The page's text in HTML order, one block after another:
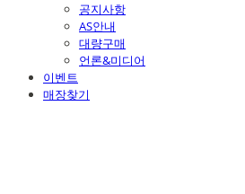
공지사항
AS안내
대량구매
언론&미디어
이벤트
매장찾기